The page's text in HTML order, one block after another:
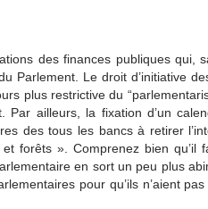
des finances publiques qui,
Parlement. Le droit d’initiative
plus restrictive du
ailleurs, la fixation d’un
des tous les bancs à retirer
forêts ». Comprenez bien qu’il
en sort un peu plus
pour qu’ils n’aient